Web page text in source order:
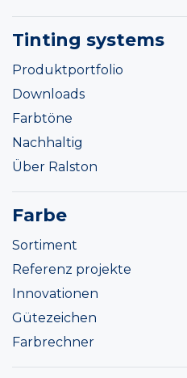
Tinting systems
Produktportfolio
Downloads
Farbtöne
Nachhaltig
Über Ralston
Farbe
Sortiment
Referenz projekte
Innovationen
Gütezeichen
Farbrechner